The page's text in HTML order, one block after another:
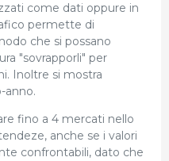
come dati oppure in
permette di
che si possano
"sovrapporli" per
Inoltre si mostra
anno.
fino a 4 mercati nello
anche se i valori
confrontabili, dato che